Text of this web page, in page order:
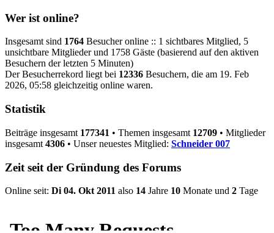
Wer ist online?
Insgesamt sind 1764 Besucher online :: 1 sichtbares Mitglied, 5
unsichtbare Mitglieder und 1758 Gäste (basierend auf den aktiven
Besuchern der letzten 5 Minuten)
Der Besucherrekord liegt bei 12336 Besuchern, die am 19. Feb
2026, 05:58 gleichzeitig online waren.
Statistik
Beiträge insgesamt 177341 • Themen insgesamt 12709 • Mitglieder
insgesamt 4306 • Unser neuestes Mitglied: Schneider 007
Zeit seit der Gründung des Forums
Online seit: Di 04. Okt 2011 also 14 Jahre 10 Monate und 2 Tage